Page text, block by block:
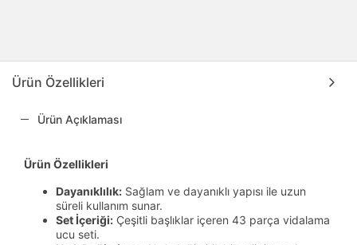
Ürün Özellikleri
Ürün Açıklaması
Ürün Özellikleri
Dayanıklılık: Sağlam ve dayanıklı yapısı ile uzun
süreli kullanım sunar.
Set İçeriği: Çeşitli başlıklar içeren 43 parça vidalama
ucu seti.